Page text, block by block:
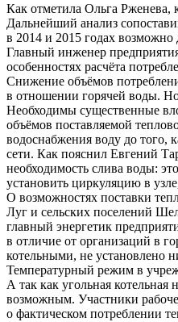
Как отметила Ольга Рженева,
Дальнейший анализ
в 2014 и 2015 годах возможно
Главный инженер
особенностях расчёта
Снижение объёмов
в отношении горячей воды. Но
Необходимы существенные
объёмов поставляемой
водоснабжения воду до того,
сети. Как пояснил Евгений
необходимость слива воды:
установить циркуляцию в
О возможностях поставки
Луг и сельских поселений
главный энергетик
в отличие от организаций в
котельными, не установлено
Температурный режим в
А так как угольная котельная
возможным. Участники
о фактическом потреблении